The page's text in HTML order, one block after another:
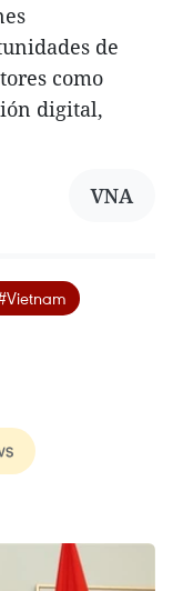
de
como
digital,
VNA